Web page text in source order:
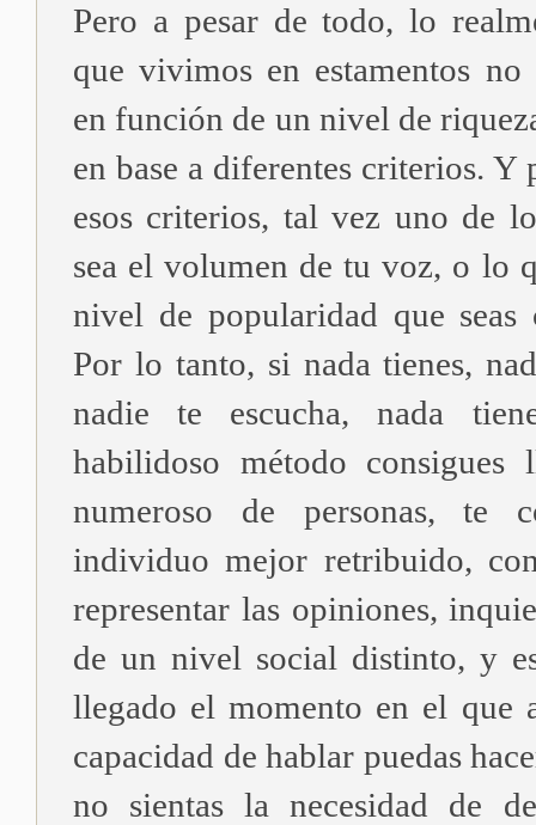
Pero a pesar de todo, lo
que vivimos en estamentos no
en función de un nivel de
en base a diferentes criterios. Y
esos criterios, tal vez uno de
sea el volumen de tu voz, o lo
nivel de popularidad que seas
Por lo tanto, si nada tienes,
nadie te escucha, nada
habilidoso método
numeroso de personas, te
individuo mejor retribuido,
representar las opiniones,
de un nivel social distinto, y
llegado el momento en el que
capacidad de hablar puedas
no sientas la necesidad de